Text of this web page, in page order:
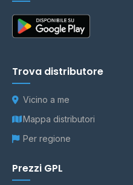
Trova distributore
Vicino a me
Mappa distributori
Per regione
Prezzi GPL